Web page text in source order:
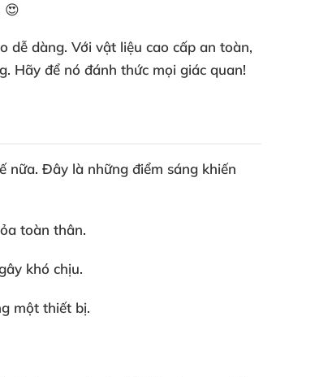
😍
dễ dàng. Với vật liệu cao cấp an toàn,
Hãy để nó đánh thức mọi giác quan!
nữa. Đây là những điểm sáng khiến
toàn thân.
khó chịu.
một thiết bị.